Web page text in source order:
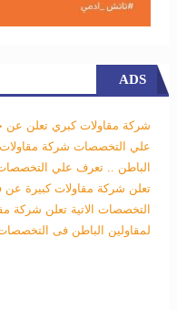
ADS
شركة مقاولات كبري تعلن عن
علي التخصصات شركة
الباطن .. تعرف علي
تعلن شركة مقاولات كبيرة عن
التخصصات الاتية تعلن شركة
لمقاولين الباطن فى التخصصات